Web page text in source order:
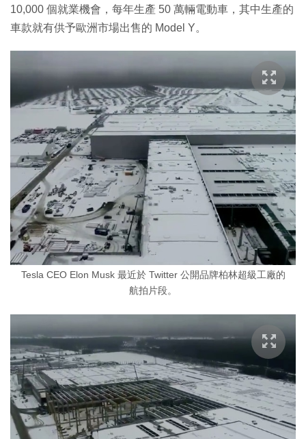
10,000 個就業機會，每年生產 50 萬輛電動車，其中生產的
車款就有供予歐洲市場出售的 Model Y。
Tesla CEO Elon Musk 最近於 Twitter 公開品牌柏林超級工廠的
航拍片段。